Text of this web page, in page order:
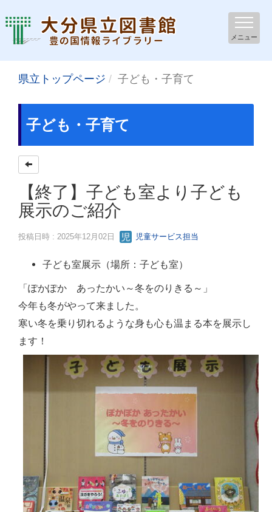
メニュー
県立トップページ 子ども・子育て
子ども・子育て
【終了】子ども室より子ども
展示のご紹介
投稿日時 : 2025年12月02日 児童サービス担当
子ども室展示（場所：子ども室）
「ぽかぽか あったかい～冬をのりきる～」
今年も冬がやって来ました。
寒い冬を乗り切れるような身も心も温まる本を展示し
ます！